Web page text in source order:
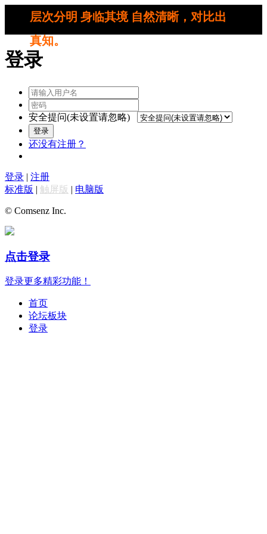
层次分明 身临其境 自然清晰，对比出
真知。
登录
安全提问(未设置请忽略)
登录
还没有注册？
登录 | 注册
标准版 | 触屏版 | 电脑版
© Comsenz Inc.
点击登录
登录更多精彩功能！
首页
论坛板块
登录